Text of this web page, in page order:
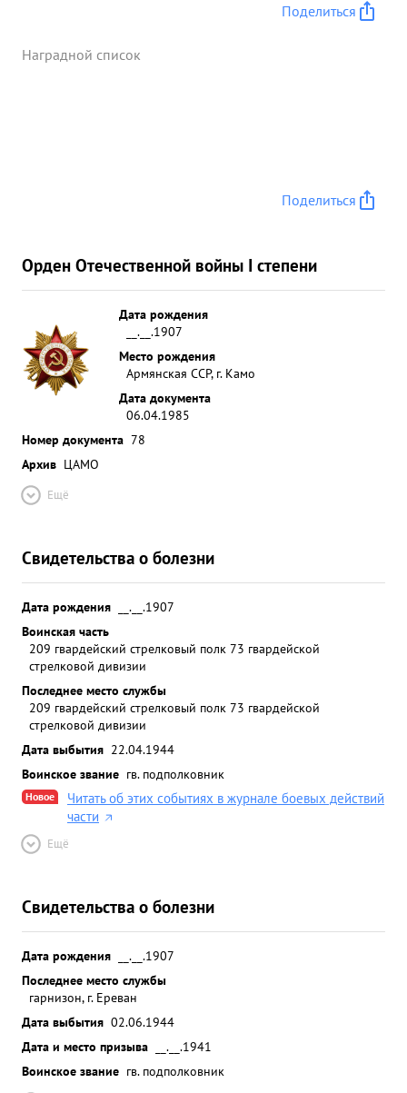
Поделиться
Наградной список
Поделиться
Орден Отечественной войны I степени
Дата рождения
__.__.1907
Место рождения
Армянская ССР, г. Камо
Дата документа
06.04.1985
Номер документа 78
Архив ЦАМО
Ещё
Свидетельства о болезни
Дата рождения
__.__.1907
Воинская часть
209 гвардейский стрелковый полк 73 гвардейской
стрелковой дивизии
Последнее место службы
209 гвардейский стрелковый полк 73 гвардейской
стрелковой дивизии
Дата выбытия 22.04.1944
Воинское звание гв. подполковник
Новое
Читать об этих событиях в журнале боевых действий
части
Ещё
Свидетельства о болезни
Дата рождения
__.__.1907
Последнее место службы
гарнизон, г. Ереван
Дата выбытия 02.06.1944
Дата и место призыва
__.__.1941
Воинское звание гв. подполковник